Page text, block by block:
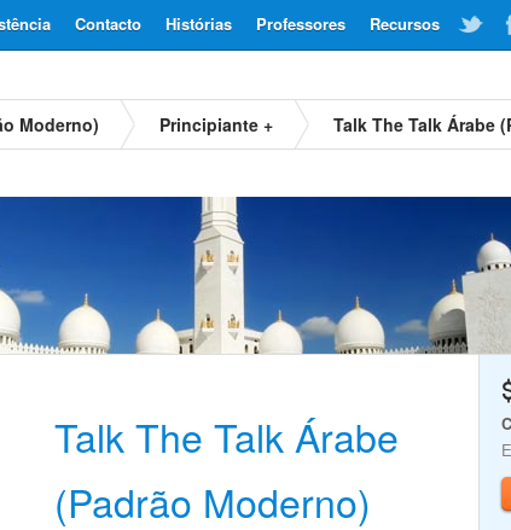
Recursos
Professores
Histórias
Contacto
Moderno) Principiante + Talk The Talk Árabe
Talk The Talk Árabe
(Padrão Moderno)